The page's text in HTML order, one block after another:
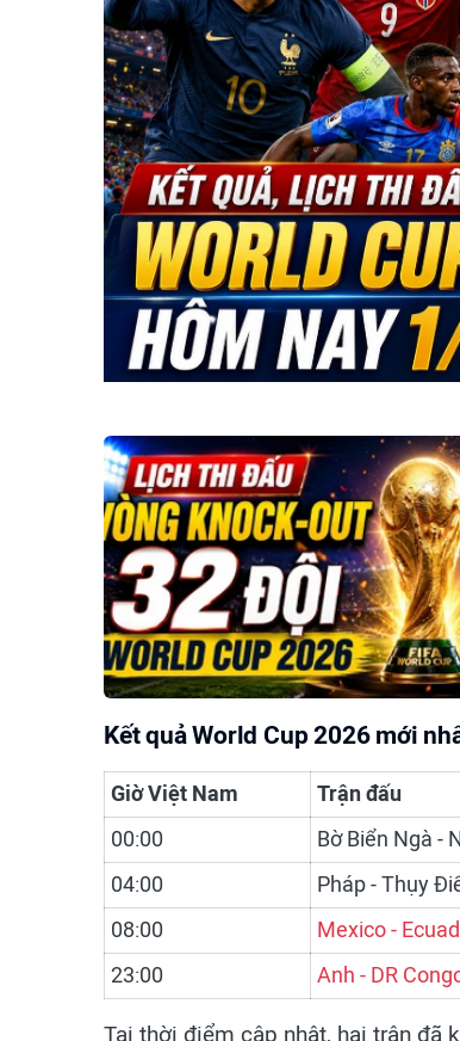
Kết quả World Cup 2026 mới
Giờ Việt Nam Trận đấu
00:00
Bờ Biển Ngà -
04:00
Pháp - Thụy
08:00
Mexico -
23:00
Anh - DR
Tại thời điểm cập nhật, hai trận đã